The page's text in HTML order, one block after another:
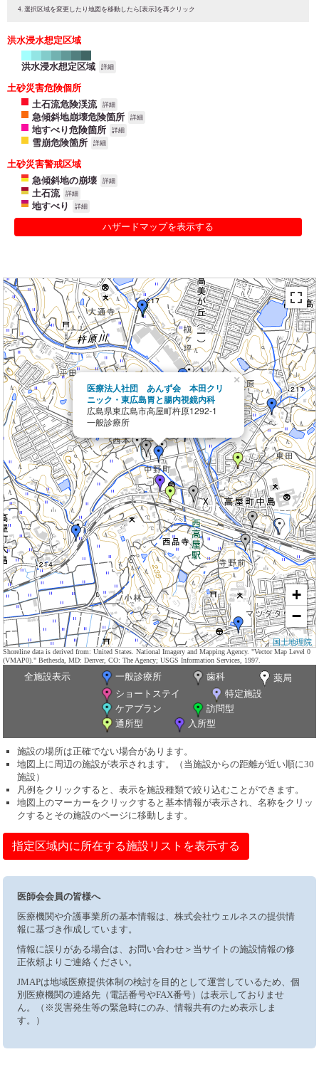
選択区域を変更したり地図を移動したら[表示]を再クリック
洪水浸水想定区域
洪水浸水想定区域 詳細
土砂災害危険個所
土石流危険渓流
詳細
急傾斜地崩壊危険箇所 詳細
地すべり危険箇所 詳細
雪崩危険箇所 詳細
土砂災害警戒区域
急傾斜地の崩壊
詳細
土石流 詳細
地すべり 詳細
ハザードマップを表示する
医療法人社団 あんず会 本田クリ
ニック・東広島胃と腸内視鏡内科
広島県東広島市高屋町杵原1292-1
一般診療所
×
+
−
国土地理院
Shoreline data is derived from: United States. National Imagery and Mapping Agency. "Vector Map Level 0
(VMAP0)." Bethesda, MD: Denver, CO: The Agency; USGS Information Services, 1997.
全施設表示 一般診療所 歯科
薬局
ショートステイ
特定施設
ケアプラン
訪問型
通所型
入所型
施設の場所は正確でない場合があります。
地図上に周辺の施設が表示されます。（当施設からの距離が近い順に30
施設）
凡例をクリックすると、表示を施設種類で絞り込むことができます。
地図上のマーカーをクリックすると基本情報が表示され、名称をクリッ
クするとその施設のページに移動します。
指定区域内に所在する施設リストを表示する
医師会会員の皆様へ
医療機関や介護事業所の基本情報は、株式会社ウェルネスの提供情
報に基づき作成しています。
情報に誤りがある場合は、お問い合わせ＞当サイトの施設情報の修
正依頼よりご連絡ください。
JMAPは地域医療提供体制の検討を目的として運営しているため、個
別医療機関の連絡先（電話番号やFAX番号）は表示しておりませ
ん。（※災害発生等の緊急時にのみ、情報共有のため表示しま
す。）